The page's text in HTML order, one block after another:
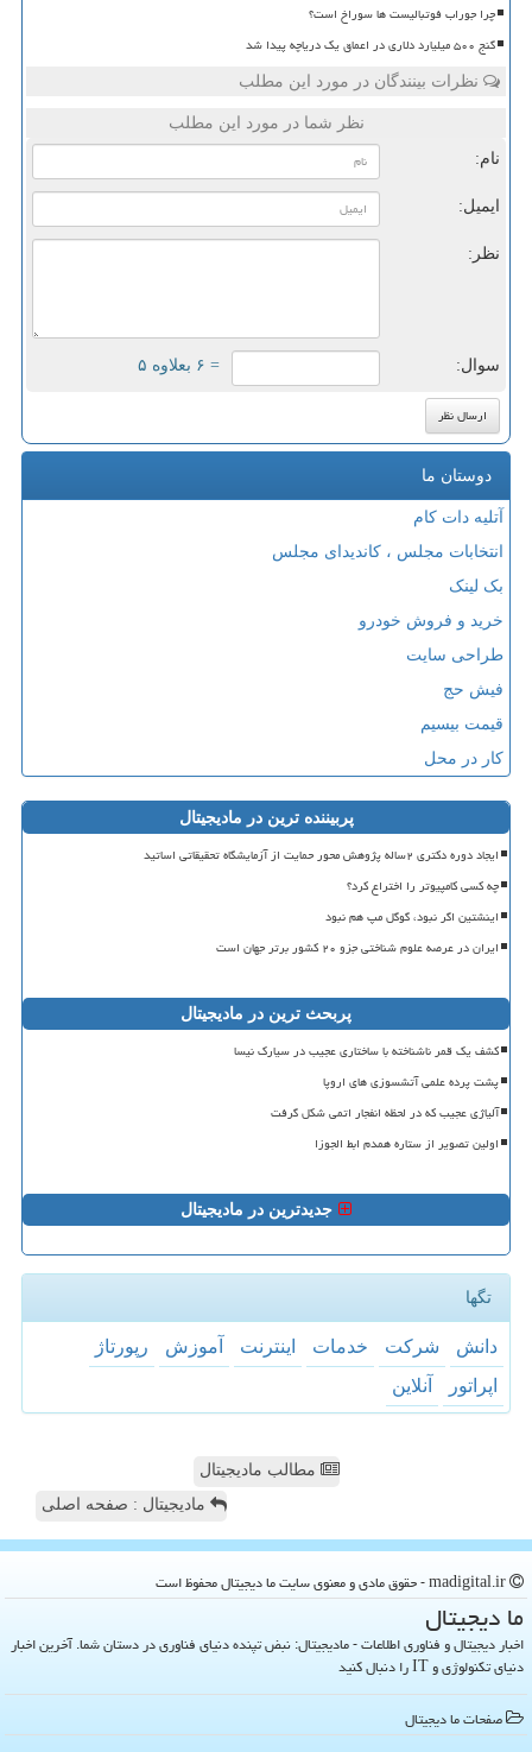
چرا جوراب فوتبالیست ها سوراخ است؟
گنج ۵۰۰ میلیارد دلاری در اعماق یک دریاچه پیدا شد
نظرات بینندگان در مورد این مطلب
نظر شما در مورد این مطلب
نام:
ایمیل:
نظر:
سوال: = ۶ بعلاوه ۵
دوستان ما
آتلیه دات کام
انتخابات مجلس ، کاندیدای مجلس
بک لینک
خرید و فروش خودرو
طراحی سایت
فیش حج
قیمت بیسیم
کار در محل
پربیننده ترین در مادیجیتال
ایجاد دوره دکتری ۲ساله پژوهش محور حمایت از آزمایشگاه تحقیقاتی اساتید
چه کسی کامپیوتر را اختراع کرد؟
اینشتین اگر نبود، گوگل مپ هم نبود
ایران در عرصه علوم شناختی جزو ۲۰ کشور برتر جهان است
پربحث ترین در مادیجیتال
کشف یک قمر ناشناخته با ساختاری عجیب در سیارک نیسا
پشت پرده علمی آتشسوزی های اروپا
آلیاژی عجیب که در لحظه انفجار اتمی شکل گرفت
اولین تصویر از ستاره همدم ابط الجوزا
جدیدترین در مادیجیتال
تگها
دانش شركت خدمات اینترنت آموزش
رپورتاژ
اپراتور
آنلاین
مطالب مادیجیتال
مادیجیتال : صفحه اصلی
ما دیجیتال
اخبار دیجیتال و فناوری اطلاعات - مادیجیتال: نبض تپنده دنیای فناوری در دستان شما. آخرین اخبار
دنیای تکنولوژی و IT را دنبال کنید
صفحات ما دیجیتال